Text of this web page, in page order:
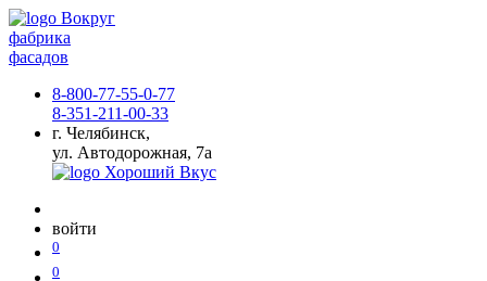
фабрика
фасадов
8-800-77-55-0-77
8-351-211-00-33
г. Челябинск,
ул. Автодорожная, 7а
войти
0
0